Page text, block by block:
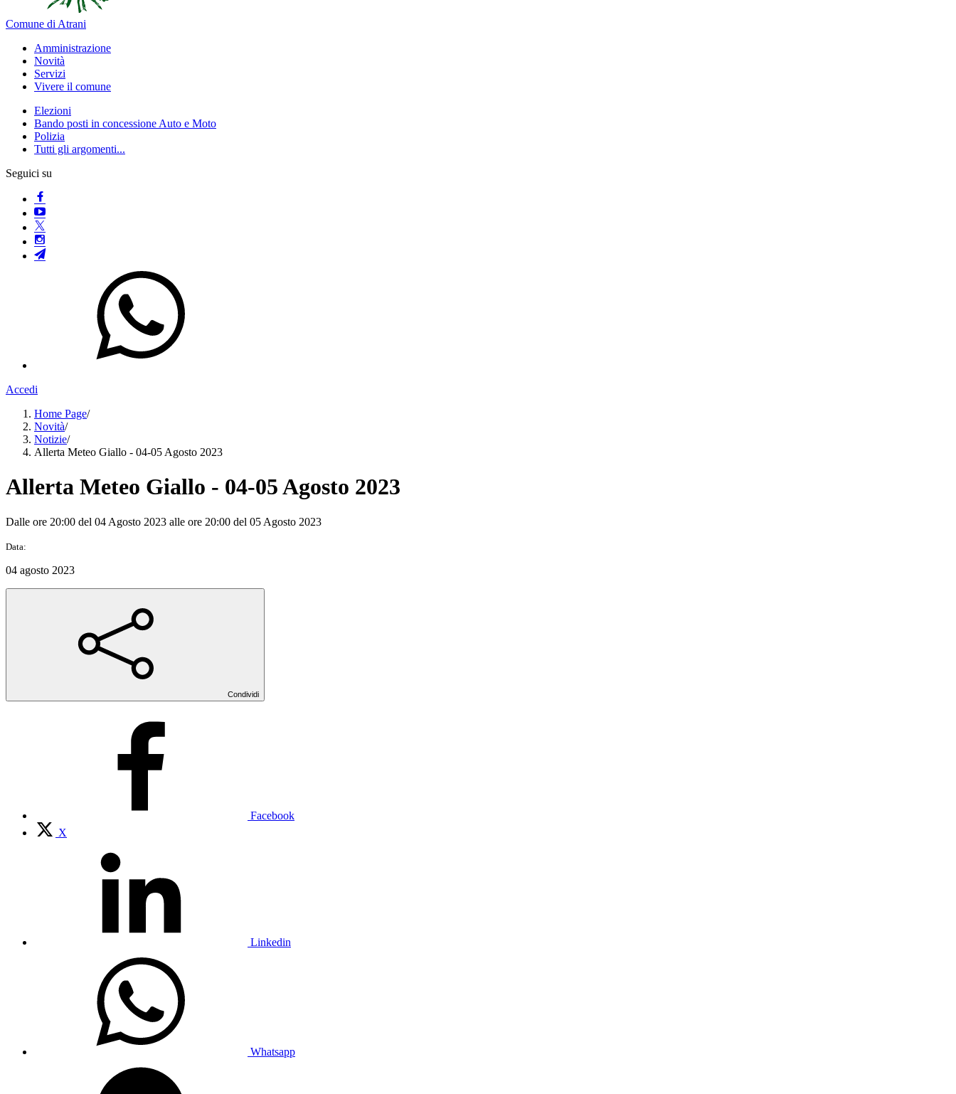
Comune di Atrani
Amministrazione
Novità
Servizi
Vivere il comune
Elezioni
Bando posti in concessione Auto e Moto
Polizia
Tutti gli argomenti...
Seguici su
Accedi
Home Page/
Novità/
Notizie/
Allerta Meteo Giallo - 04-05 Agosto 2023
Allerta Meteo Giallo - 04-05 Agosto 2023
Dalle ore 20:00 del 04 Agosto 2023 alle ore 20:00 del 05 Agosto 2023
Data:
04 agosto 2023
Condividi
Facebook
X
Linkedin
Whatsapp